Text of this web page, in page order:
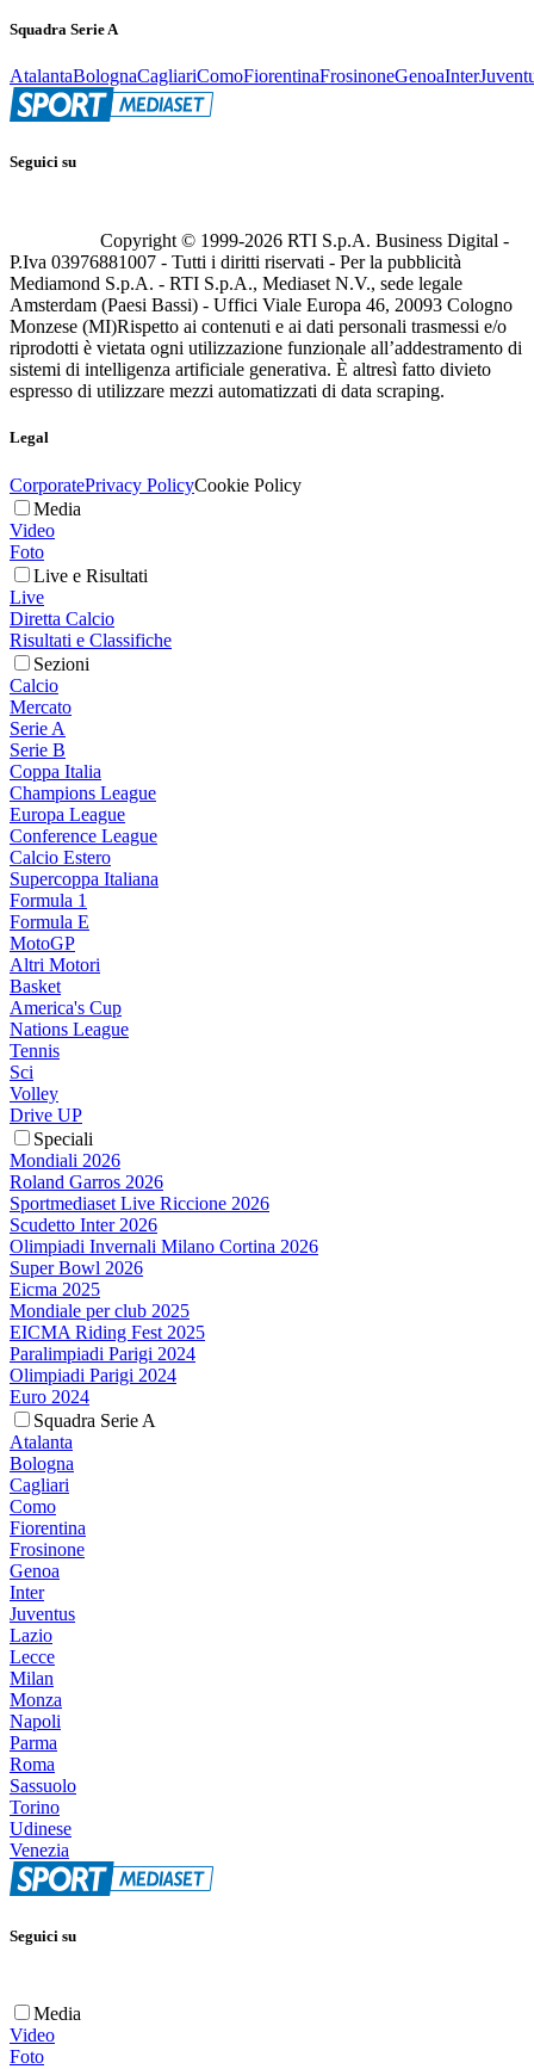
Squadra Serie A
AtalantaBolognaCagliariComoFiorentinaFrosinoneGenoaInter
Seguici su
Copyright © 1999-2026 RTI S.p.A. Business Digital -
P.Iva 03976881007 - Tutti i diritti riservati - Per la pubblicità
Mediamond S.p.A. - RTI S.p.A., Mediaset N.V., sede legale
Amsterdam (Paesi Bassi) - Uffici Viale Europa 46, 20093 Cologno
Monzese (MI)Rispetto ai contenuti e ai dati personali trasmessi e/o
riprodotti è vietata ogni utilizzazione funzionale all’addestramento di
sistemi di intelligenza artificiale generativa. È altresì fatto divieto
espresso di utilizzare mezzi automatizzati di data scraping.
Legal
CorporatePrivacy PolicyCookie Policy
Media
Video
Foto
Live e Risultati
Live
Diretta Calcio
Risultati e Classifiche
Sezioni
Calcio
Mercato
Serie A
Serie B
Coppa Italia
Champions League
Europa League
Conference League
Calcio Estero
Supercoppa Italiana
Formula 1
Formula E
MotoGP
Altri Motori
Basket
America's Cup
Nations League
Tennis
Sci
Volley
Drive UP
Speciali
Mondiali 2026
Roland Garros 2026
Sportmediaset Live Riccione 2026
Scudetto Inter 2026
Olimpiadi Invernali Milano Cortina 2026
Super Bowl 2026
Eicma 2025
Mondiale per club 2025
EICMA Riding Fest 2025
Paralimpiadi Parigi 2024
Olimpiadi Parigi 2024
Euro 2024
Squadra Serie A
Atalanta
Bologna
Cagliari
Como
Fiorentina
Frosinone
Genoa
Inter
Juventus
Lazio
Lecce
Milan
Monza
Napoli
Parma
Roma
Sassuolo
Torino
Udinese
Venezia
Seguici su
Media
Video
Foto